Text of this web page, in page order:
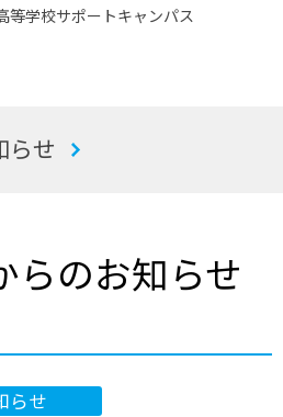
等学校サポートキャンパス
らせ
らのお知らせ
らせ